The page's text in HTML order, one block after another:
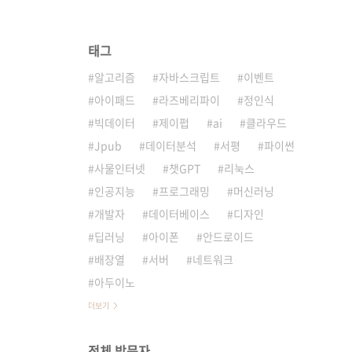
태그
알고리즘 자바스크립트
이벤트
아이패드
라즈베리파이
정인식
빅데이터
제이펍 ai
클라우드
Jpub
데이터분석 서평
파이썬
사물인터넷
챗GPT
리눅스
인공지능
프로그래밍
머신러닝
개발자
데이터베이스
디자인
딥러닝
아이폰
안드로이드
배장열
서버
네트워크
아두이노
더보기